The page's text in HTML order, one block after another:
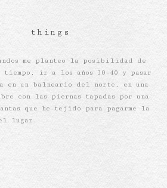
things
me planteo la posibilidad de
ir a los años 30-40 y pasar
en un balneario del norte, en una
con las piernas tapadas por una
que he tejido para pagarme la
lugar.